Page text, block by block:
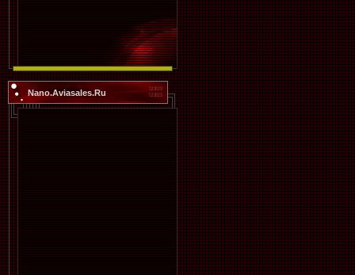
Nano.Aviasales.Ru